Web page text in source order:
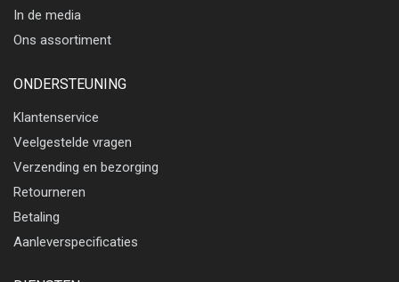
In de media
Ons assortiment
ONDERSTEUNING
Klantenservice
Veelgestelde vragen
Verzending en bezorging
Retourneren
Betaling
Aanleverspecificaties